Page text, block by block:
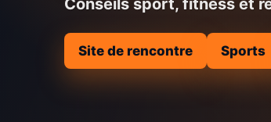
Conseils sport, fitness et
Site de rencontre Sports